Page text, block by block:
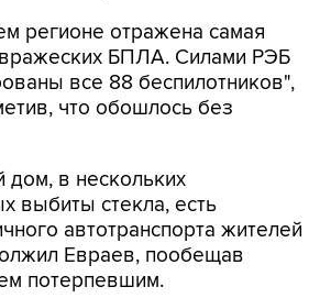
регионе отражена самая
вражеских БПЛА. Силами РЭБ
все 88 беспилотников",
что обошлось без
дом, в нескольких
выбиты стекла, есть
автотранспорта жителей
Евраев, пообещав
потерпевшим.